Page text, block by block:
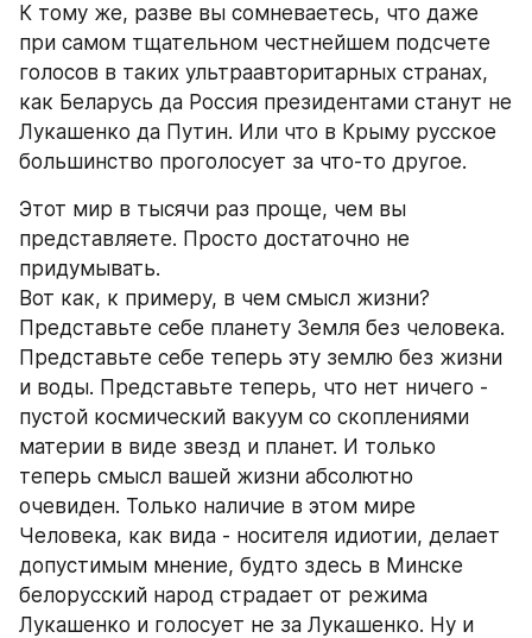
К тому же, разве вы сомневаетесь, что даже
при самом тщательном честнейшем подсчете
голосов в таких ультраавторитарных странах,
как Беларусь да Россия президентами станут не
Лукашенко да Путин. Или что в Крыму русское
большинство проголосует за что-то другое.
Этот мир в тысячи раз проще, чем вы
представляете. Просто достаточно не
придумывать.
Вот как, к примеру, в чем смысл жизни?
Представьте себе планету Земля без человека.
Представьте себе теперь эту землю без жизни
и воды. Представьте теперь, что нет ничего -
пустой космический вакуум со скоплениями
материи в виде звезд и планет. И только
теперь смысл вашей жизни абсолютно
очевиден. Только наличие в этом мире
Человека, как вида - носителя идиотии, делает
допустимым мнение, будто здесь в Минске
белорусский народ страдает от режима
Лукашенко и голосует не за Лукашенко. Ну и